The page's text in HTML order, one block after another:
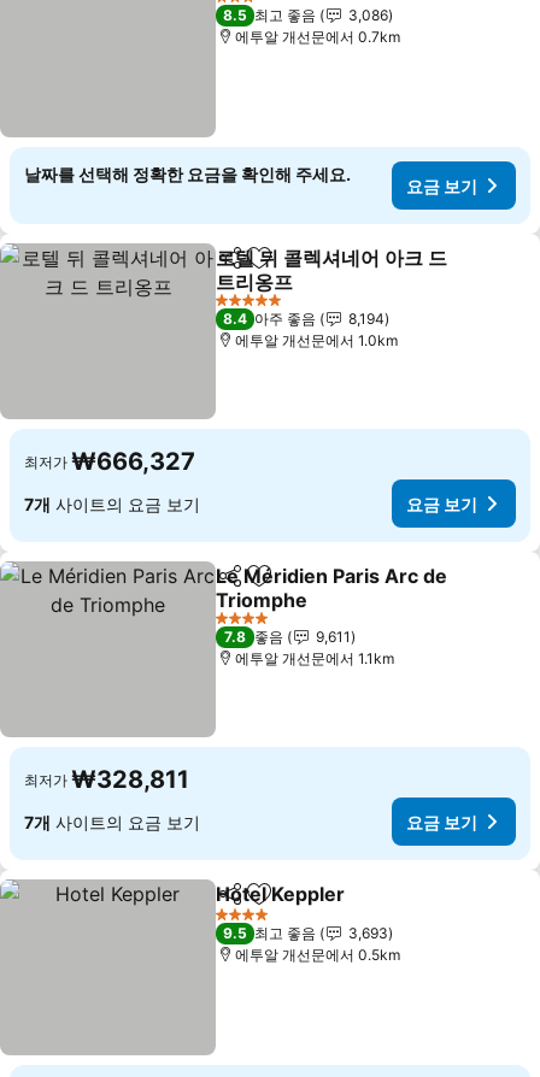
3 성급
8.5 최고 좋음
3,086
에투알 개선문에서 0.7km
날짜를 선택해 정확한 요금을 확인해 주세요.
요금 보기
공유 즐겨찾기에 추가
로텔 뒤 콜렉셔네어 아크 드
트리옹프
요금 보기
5 성급
8.4 아주 좋음
8,194
에투알 개선문에서 1.0km
최저가 ₩666,327
7개 사이트의 요금 보기 요금 보기
공유 즐겨찾기에 추가
Le Méridien Paris Arc de
Triomphe
요금 보기
4 성급
7.8 좋음
9,611
에투알 개선문에서 1.1km
최저가 ₩328,811
7개 사이트의 요금 보기 요금 보기
공유 즐겨찾기에 추가
Hotel Keppler
4 성급
9.5 최고 좋음
3,693
에투알 개선문에서 0.5km